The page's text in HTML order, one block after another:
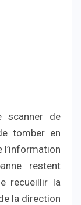
scanner de
tomber en
l’information
restent
recueillir la
la direction